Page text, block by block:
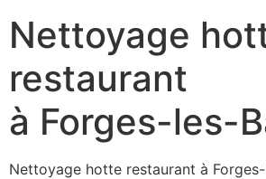
Nettoyage
restaurant
à Forges-les-
Nettoyage hotte restaurant à